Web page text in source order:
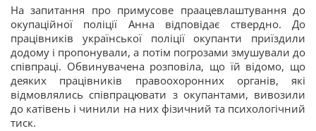
На запитання про примусове праацевлаштування до
окупаційної поліції Анна відповідає ствердно. До
працівників української поліції окупанти приїздили
додому і пропонували, а потім погрозами змушували до
співпраці. Обвинувачена розповіла, що їй відомо, що
деяких працівників правоохоронних органів, які
відмовлялись співпрацювати з окупантами, вивозили
до катівень і чинили на них фізичний та психологічний
тиск.